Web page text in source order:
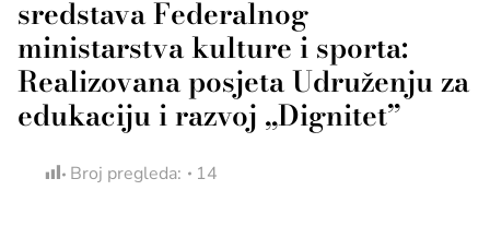
sredstava Federalnog
ministarstva kulture i sporta:
Realizovana posjeta Udruženju za
edukaciju i razvoj „Dignitet”
Broj pregleda: 14